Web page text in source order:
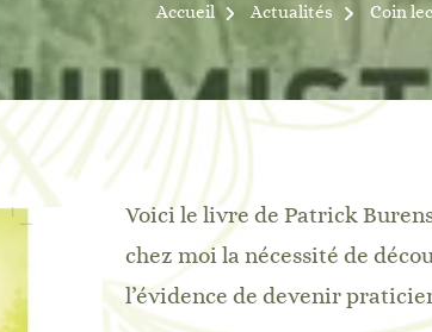
Accueil Actualités Coin
Voici le livre de Patrick
chez moi la nécessité de
l’évidence de devenir